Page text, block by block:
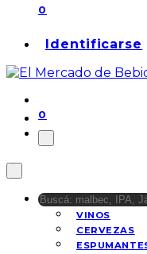
0
Identificarse
0
VINOS
CERVEZAS